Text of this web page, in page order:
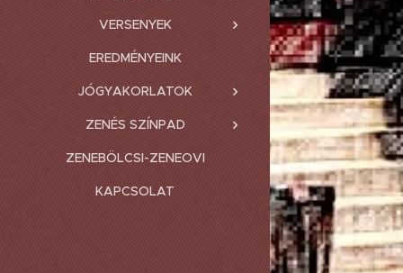
VERSENYEK
EREDMÉNYEINK
JÓGYAKORLATOK
ZENÉS SZÍNPAD
ZENEBÖLCSI-ZENEOVI
KAPCSOLAT